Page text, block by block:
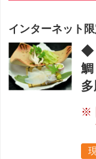
インターネット
◆